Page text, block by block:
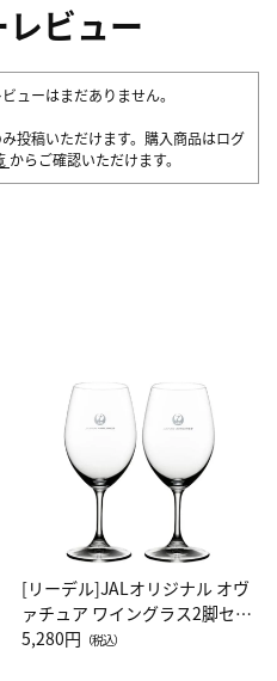
ビュー
ューはまだありません。
投稿いただけます。購入商品はログ
からご確認いただけます。
[リーデル]JALオリジナル オヴ
ァチュア ワイングラス2脚セッ
ト（レッドワイン）
5,280円 （税込）